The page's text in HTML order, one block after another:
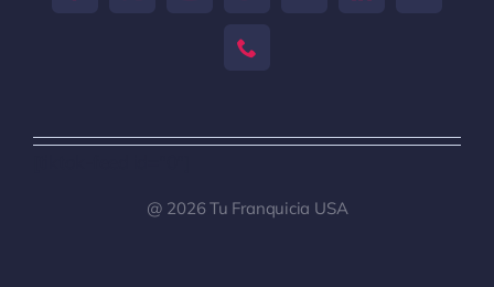
@ 2026 Tu Franquicia USA